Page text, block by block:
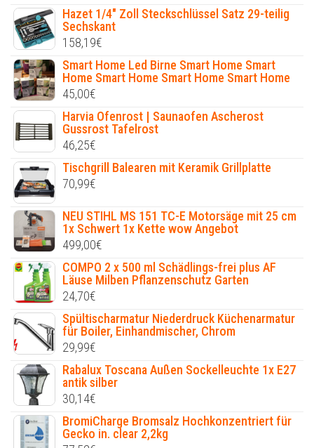
Hazet 1/4" Zoll Steckschlüssel Satz 29-teilig
Sechskant
158,19€
Smart Home Led Birne Smart Home Smart
Home Smart Home Smart Home Smart Home
45,00€
Harvia Ofenrost | Saunaofen Ascherost
Gussrost Tafelrost
46,25€
Tischgrill Balearen mit Keramik Grillplatte
70,99€
NEU STIHL MS 151 TC-E Motorsäge mit 25 cm
1x Schwert 1x Kette wow Angebot
499,00€
COMPO 2 x 500 ml Schädlings-frei plus AF
Läuse Milben Pflanzenschutz Garten
24,70€
Spültischarmatur Niederdruck Küchenarmatur
für Boiler, Einhandmischer, Chrom
29,99€
Rabalux Toscana Außen Sockelleuchte 1x E27
antik silber
30,14€
BromiCharge Bromsalz Hochkonzentriert für
Gecko in. clear 2,2kg